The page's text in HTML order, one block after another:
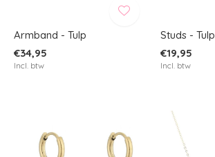
Armband - Tulp
€34,95
Incl. btw
Studs - Tulp
€19,95
Incl. btw